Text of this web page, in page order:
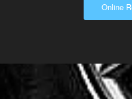
Online